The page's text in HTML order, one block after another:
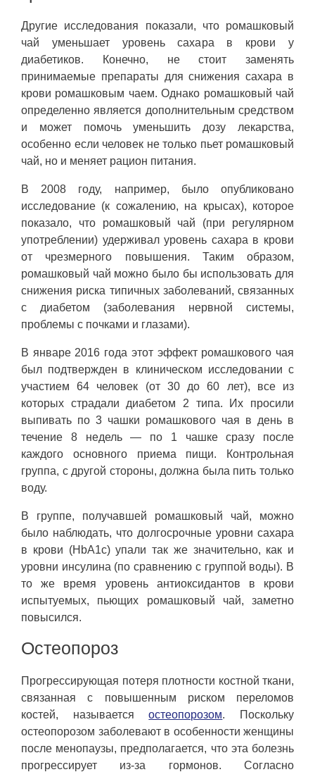
Другие исследования показали, что ромашковый
чай уменьшает уровень сахара в крови у
диабетиков. Конечно, не стоит заменять
принимаемые препараты для снижения сахара в
крови ромашковым чаем. Однако ромашковый чай
определенно является дополнительным средством
и может помочь уменьшить дозу лекарства,
особенно если человек не только пьет ромашковый
чай, но и меняет рацион питания.
В 2008 году, например, было опубликовано
исследование (к сожалению, на крысах), которое
показало, что ромашковый чай (при регулярном
употреблении) удерживал уровень сахара в крови
от чрезмерного повышения. Таким образом,
ромашковый чай можно было бы использовать для
снижения риска типичных заболеваний, связанных
с диабетом (заболевания нервной системы,
проблемы с почками и глазами).
В январе 2016 года этот эффект ромашкового чая
был подтвержден в клиническом исследовании с
участием 64 человек (от 30 до 60 лет), все из
которых страдали диабетом 2 типа. Их просили
выпивать по 3 чашки ромашкового чая в день в
течение 8 недель — по 1 чашке сразу после
каждого основного приема пищи. Контрольная
группа, с другой стороны, должна была пить только
воду.
В группе, получавшей ромашковый чай, можно
было наблюдать, что долгосрочные уровни сахара
в крови (HbA1c) упали так же значительно, как и
уровни инсулина (по сравнению с группой воды). В
то же время уровень антиоксидантов в крови
испытуемых, пьющих ромашковый чай, заметно
повысился.
Остеопороз
Прогрессирующая потеря плотности костной ткани,
связанная с повышенным риском переломов
костей, называетсяостеопорозом. Поскольку
остеопорозом заболевают в особенности женщины
после менопаузы, предполагается, что эта болезнь
прогрессирует из-за гормонов. Согласно